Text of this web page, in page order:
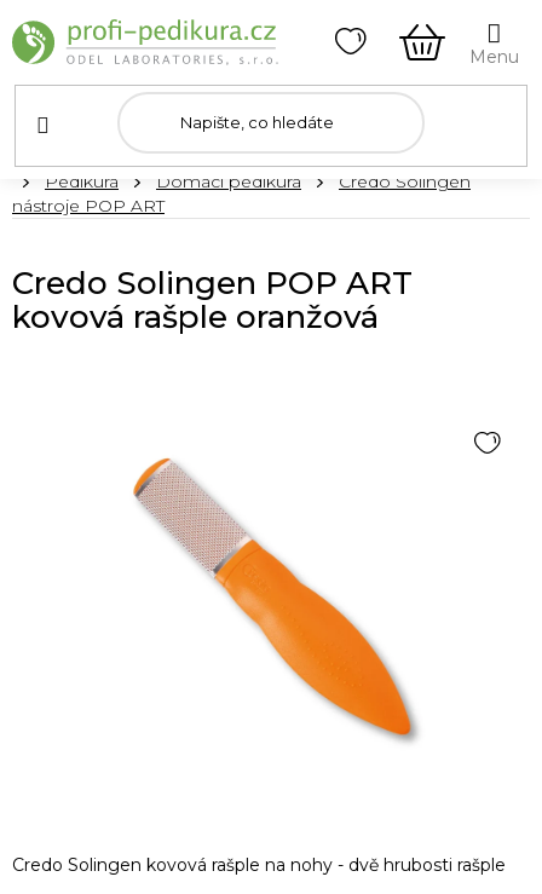
na
obsah
NÁKUPNÍ
KOŠÍK
DomůPedikúra Domácí pedikúra
Credo Solingen
nástroje POP ART
Credo Solingen kovová rašple na nohy - dvě hrubosti rašple
Credo Solingen POP ART
kovová rašple oranžová